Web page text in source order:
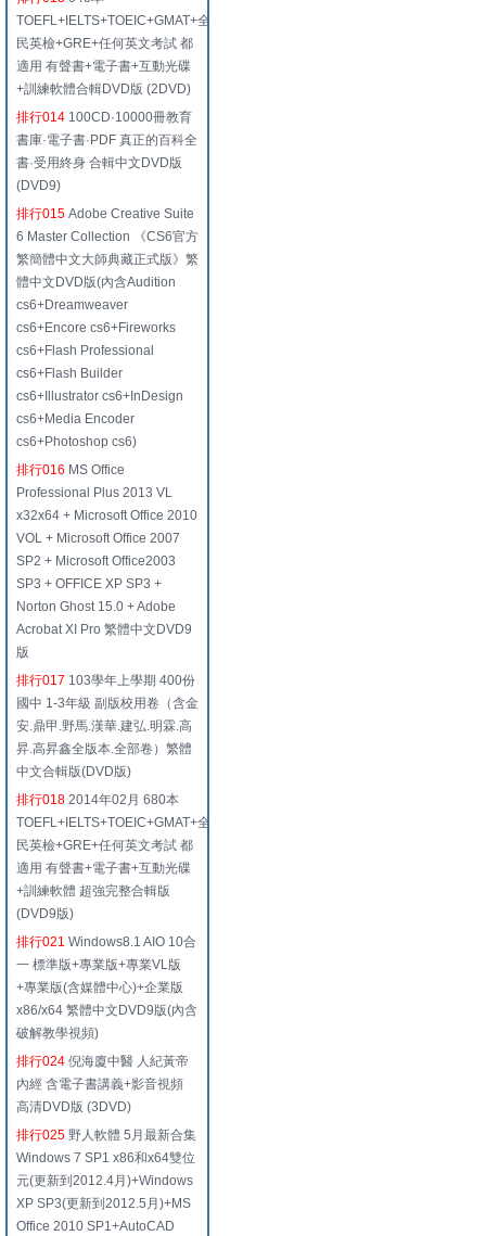
TOEFL+IELTS+TOEIC+GMAT+全
民英檢+GRE+任何英文考試 都
適用 有聲書+電子書+互動光碟
+訓練軟體合輯DVD版 (2DVD)
排行014 100CD·10000冊教育
書庫·電子書·PDF 真正的百科全
書·受用終身 合輯中文DVD版
(DVD9)
排行015 Adobe Creative Suite
6 Master Collection 《CS6官方
繁簡體中文大師典藏正式版》繁
體中文DVD版(內含Audition
cs6+Dreamweaver
cs6+Encore cs6+Fireworks
cs6+Flash Professional
cs6+Flash Builder
cs6+Illustrator cs6+InDesign
cs6+Media Encoder
cs6+Photoshop cs6)
排行016 MS Office
Professional Plus 2013 VL
x32x64 + Microsoft Office 2010
VOL + Microsoft Office 2007
SP2 + Microsoft Office2003
SP3 + OFFICE XP SP3 +
Norton Ghost 15.0 + Adobe
Acrobat XI Pro 繁體中文DVD9
版
排行017 103學年上學期 400份
國中 1-3年級 副版校用卷（含金
安.鼎甲.野馬.漢華.建弘.明霖.高
昇.高昇鑫全版本.全部卷）繁體
中文合輯版(DVD版)
排行018 2014年02月 680本
TOEFL+IELTS+TOEIC+GMAT+全
民英檢+GRE+任何英文考試 都
適用 有聲書+電子書+互動光碟
+訓練軟體 超強完整合輯版
(DVD9版)
排行021 Windows8.1 AIO 10合
一 標準版+專業版+專業VL版
+專業版(含媒體中心)+企業版
x86/x64 繁體中文DVD9版(內含
破解教學視頻)
排行024 倪海廈中醫 人紀黃帝
內經 含電子書講義+影音視頻
高清DVD版 (3DVD)
排行025 野人軟體 5月最新合集
Windows 7 SP1 x86和x64雙位
元(更新到2012.4月)+Windows
XP SP3(更新到2012.5月)+MS
Office 2010 SP1+AutoCAD